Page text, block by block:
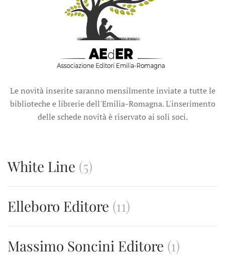
Le novità inserite saranno mensilmente inviate a tutte le
biblioteche e librerie dell'Emilia-Romagna. L'inserimento
delle schede novità è riservato ai soli soci.
White Line (5)
Elleboro Editore (11)
Massimo Soncini Editore (1)